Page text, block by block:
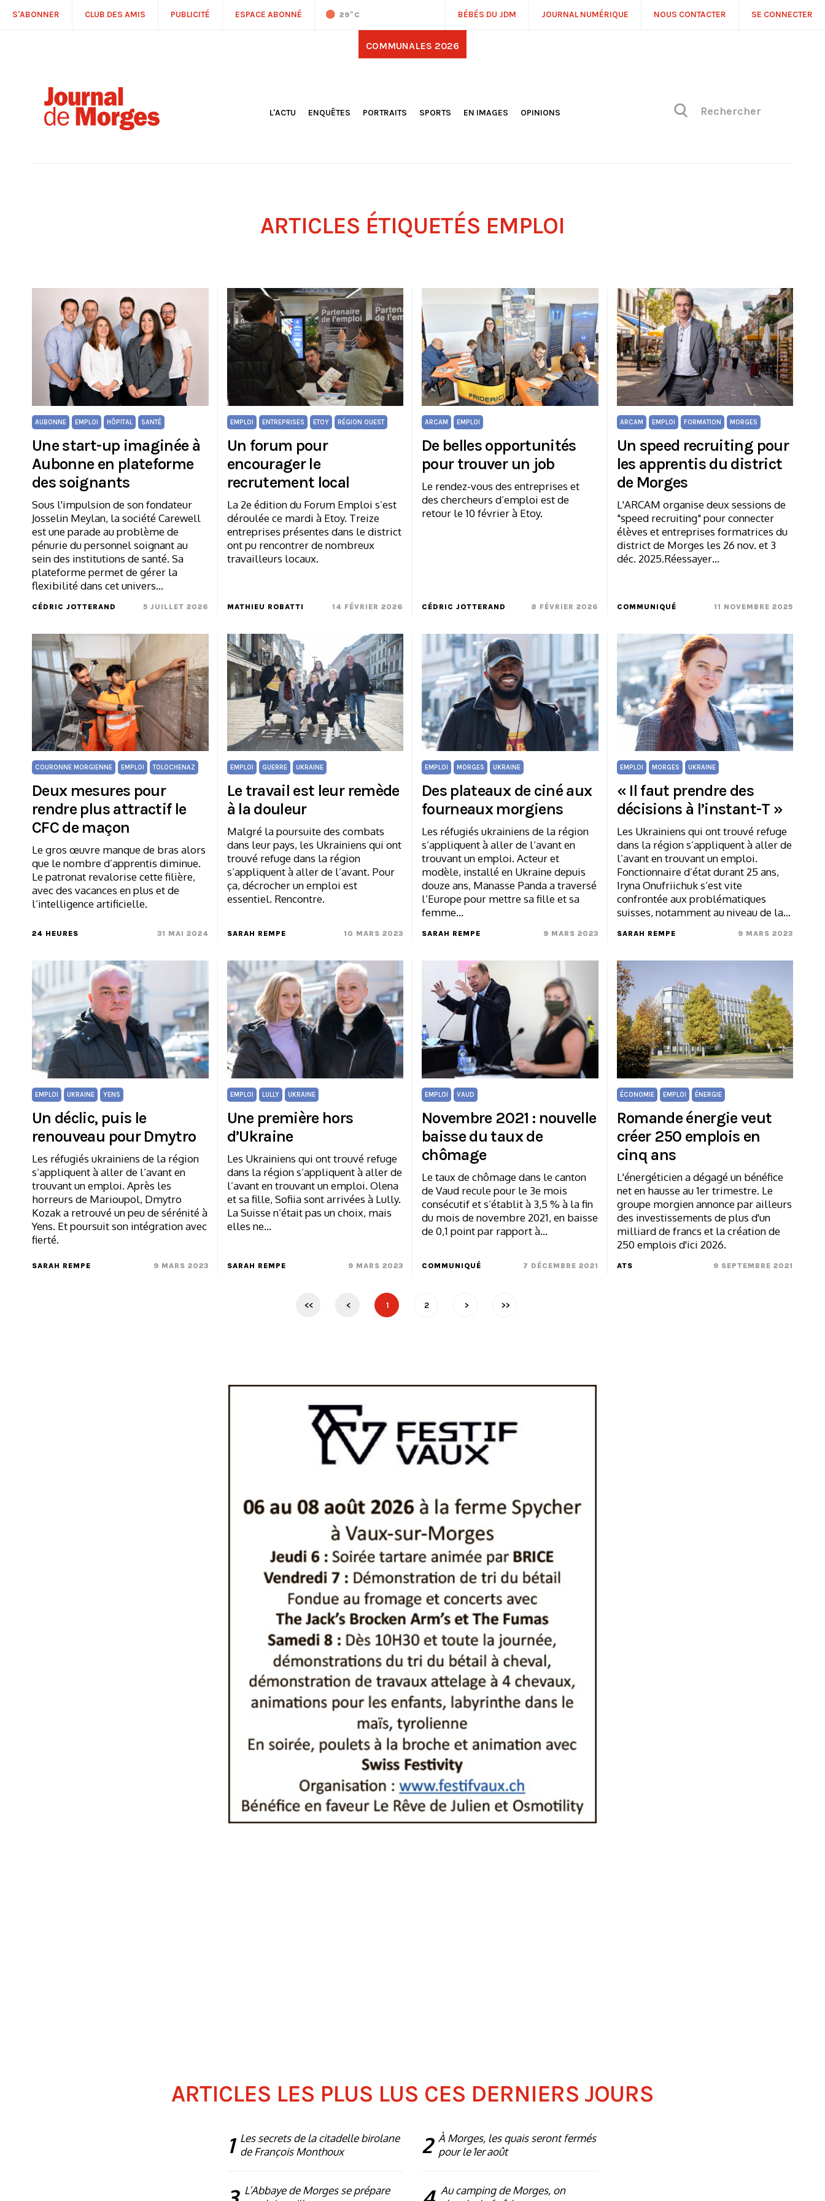
S'ABONNER CLUB DES AMIS PUBLICITÉ ESPACE ABONNÉ 29°C BÉBÉS DU JDM JOURNAL NUMÉRIQUE NOUS CONTACTER SE CONNECTER
COMMUNALES 2026
L'ACTU
ENQUÊTES PORTRAITS
SPORTS
EN IMAGES
OPINIONS
ARTICLES ÉTIQUETÉS EMPLOI
AUBONNE EMPLOI HÔPITAL SANTÉ
Une start-up imaginée à
Aubonne en plateforme
des soignants
Sous l'impulsion de son fondateur
Josselin Meylan, la société Carewell
est une parade au problème de
pénurie du personnel soignant au
sein des institutions de santé. Sa
plateforme permet de gérer la
flexibilité dans cet univers…
CÉDRIC JOTTERAND 5 JUILLET 2026
EMPLOI ENTREPRISES ETOY RÉGION OUEST
Un forum pour
encourager le
recrutement local
La 2e édition du Forum Emploi s’est
déroulée ce mardi à Etoy. Treize
entreprises présentes dans le district
ont pu rencontrer de nombreux
travailleurs locaux.
MATHIEU ROBATTI 14 FÉVRIER 2026
ARCAM EMPLOI
De belles opportunités
pour trouver un job
Le rendez-vous des entreprises et
des chercheurs d’emploi est de
retour le 10 février à Etoy.
CÉDRIC JOTTERAND 8 FÉVRIER 2026
ARCAM EMPLOI FORMATION MORGES
Un speed recruiting pour
les apprentis du district
de Morges
L'ARCAM organise deux sessions de
"speed recruiting" pour connecter
élèves et entreprises formatrices du
district de Morges les 26 nov. et 3
déc. 2025.Réessayer…
COMMUNIQUÉ 11 NOVEMBRE 2025
COURONNE MORGIENNE EMPLOI TOLOCHENAZ
Deux mesures pour
rendre plus attractif le
CFC de maçon
Le gros œuvre manque de bras alors
que le nombre d’apprentis diminue.
Le patronat revalorise cette filière,
avec des vacances en plus et de
l’intelligence artificielle.
24 HEURES 31 MAI 2024
EMPLOI GUERRE UKRAINE
Le travail est leur remède
à la douleur
Malgré la poursuite des combats
dans leur pays, les Ukrainiens qui ont
trouvé refuge dans la région
s’appliquent à aller de l’avant. Pour
ça, décrocher un emploi est
essentiel. Rencontre.
SARAH REMPE 10 MARS 2023
EMPLOI MORGES UKRAINE
Des plateaux de ciné aux
fourneaux morgiens
Les réfugiés ukrainiens de la région
s’appliquent à aller de l’avant en
trouvant un emploi. Acteur et
modèle, installé en Ukraine depuis
douze ans, Manasse Panda a traversé
l’Europe pour mettre sa fille et sa
femme…
SARAH REMPE 9 MARS 2023
EMPLOI MORGES UKRAINE
« Il faut prendre des
décisions à l’instant-T »
Les Ukrainiens qui ont trouvé refuge
dans la région s’appliquent à aller de
l’avant en trouvant un emploi.
Fonctionnaire d’état durant 25 ans,
Iryna Onufriichuk s’est vite
confrontée aux problématiques
suisses, notamment au niveau de la…
SARAH REMPE 9 MARS 2023
EMPLOI UKRAINE YENS
Un déclic, puis le
renouveau pour Dmytro
Les réfugiés ukrainiens de la région
s’appliquent à aller de l’avant en
trouvant un emploi. Après les
horreurs de Marioupol, Dmytro
Kozak a retrouvé un peu de sérénité à
Yens. Et poursuit son intégration avec
fierté.
SARAH REMPE 9 MARS 2023
EMPLOI LULLY UKRAINE
Une première hors
d’Ukraine
Les Ukrainiens qui ont trouvé refuge
dans la région s’appliquent à aller de
l’avant en trouvant un emploi. Olena
et sa fille, Sofiia sont arrivées à Lully.
La Suisse n’était pas un choix, mais
elles ne…
SARAH REMPE 9 MARS 2023
EMPLOI VAUD
Novembre 2021 : nouvelle
baisse du taux de
chômage
Le taux de chômage dans le canton
de Vaud recule pour le 3e mois
consécutif et s’établit à 3,5 % à la fin
du mois de novembre 2021, en baisse
de 0,1 point par rapport à…
COMMUNIQUÉ 7 DÉCEMBRE 2021
ÉCONOMIE EMPLOI ÉNERGIE
Romande énergie veut
créer 250 emplois en
cinq ans
L'énergéticien a dégagé un bénéfice
net en hausse au 1er trimestre. Le
groupe morgien annonce par ailleurs
des investissements de plus d'un
milliard de francs et la création de
250 emplois d'ici 2026.
ATS 9 SEPTEMBRE 2021
<< < 1 2 > >>
ARTICLES LES PLUS LUS CES DERNIERS JOURS
1 Les secrets de la citadelle birolane
de François Monthoux
2 À Morges, les quais seront fermés
pour le 1er août
L’Abbaye de Morges se prépare
Au camping de Morges, on